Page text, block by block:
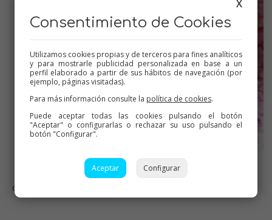
trituramos dos veces, para que quede una
crema bien homogénea
X
Consentimiento de Cookies
Utilizamos cookies propias y de terceros para fines analíticos
y para mostrarle publicidad personalizada en base a un
perfil elaborado a partir de sus hábitos de navegación (por
ejemplo, páginas visitadas).
Para más información consulte la política de cookies.
Puede aceptar todas las cookies pulsando el botón
"Aceptar" o configurarlas o rechazar su uso pulsando el
botón "Configurar".
Aceptar Configurar